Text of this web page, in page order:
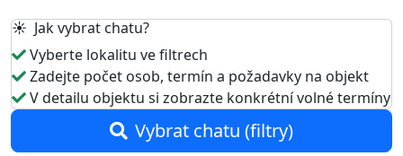
☀️ Jak vybrat chatu?
Vyberte lokalitu ve filtrech
Zadejte počet osob, termín a požadavky na objekt
V detailu objektu si zobrazte konkrétní volné termíny
Vybrat chatu (filtry)